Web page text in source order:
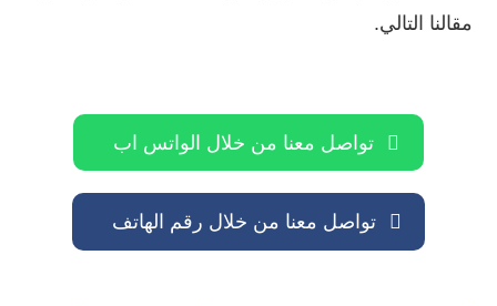
مقالنا التالي.
تواصل معنا من خلال الواتس اب
تواصل معنا من خلال رقم الهاتف